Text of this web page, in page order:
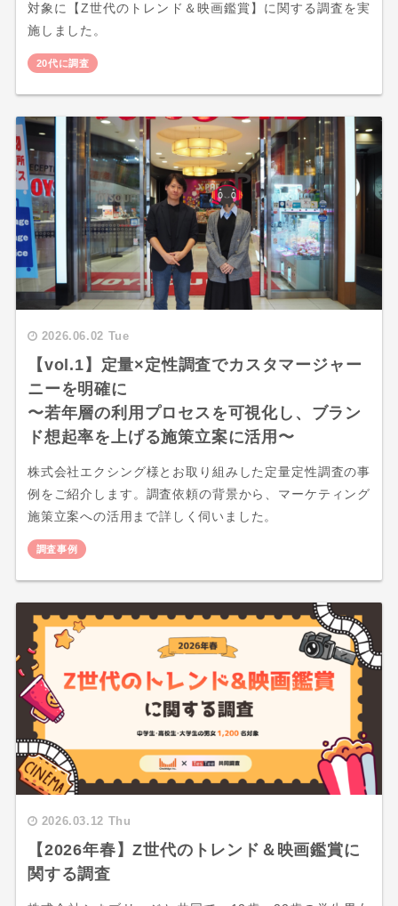
対象に【Z世代のトレンド＆映画鑑賞】に関する調査を実
施しました。
20代に調査
2026.06.02 Tue
【vol.1】定量×定性調査でカスタマージャー
ニーを明確に
〜若年層の利用プロセスを可視化し、ブラン
ド想起率を上げる施策立案に活用〜
株式会社エクシング様とお取り組みした定量定性調査の事
例をご紹介します。調査依頼の背景から、マーケティング
施策立案への活用まで詳しく伺いました。
調査事例
2026.03.12 Thu
【2026年春】Z世代のトレンド＆映画鑑賞に
関する調査